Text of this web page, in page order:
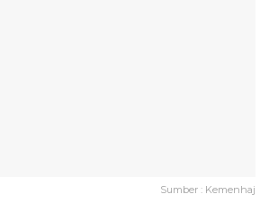
Sumber : Kemenhaj